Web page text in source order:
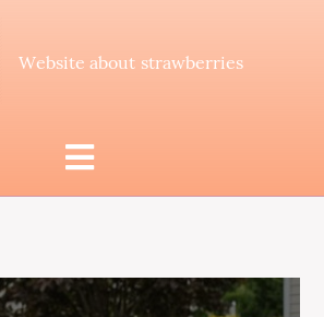
Website about strawberries